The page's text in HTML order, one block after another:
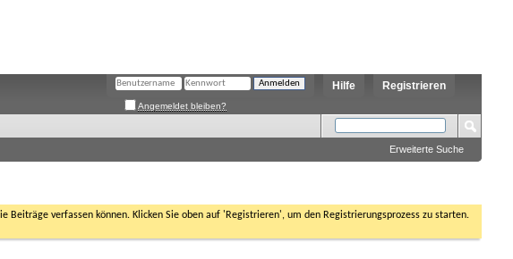
Registrieren
Hilfe
Angemeldet bleiben?
Erweiterte Suche
Beiträge verfassen können. Klicken Sie oben auf 'Registrieren', um den Registrierungsprozess zu starten.